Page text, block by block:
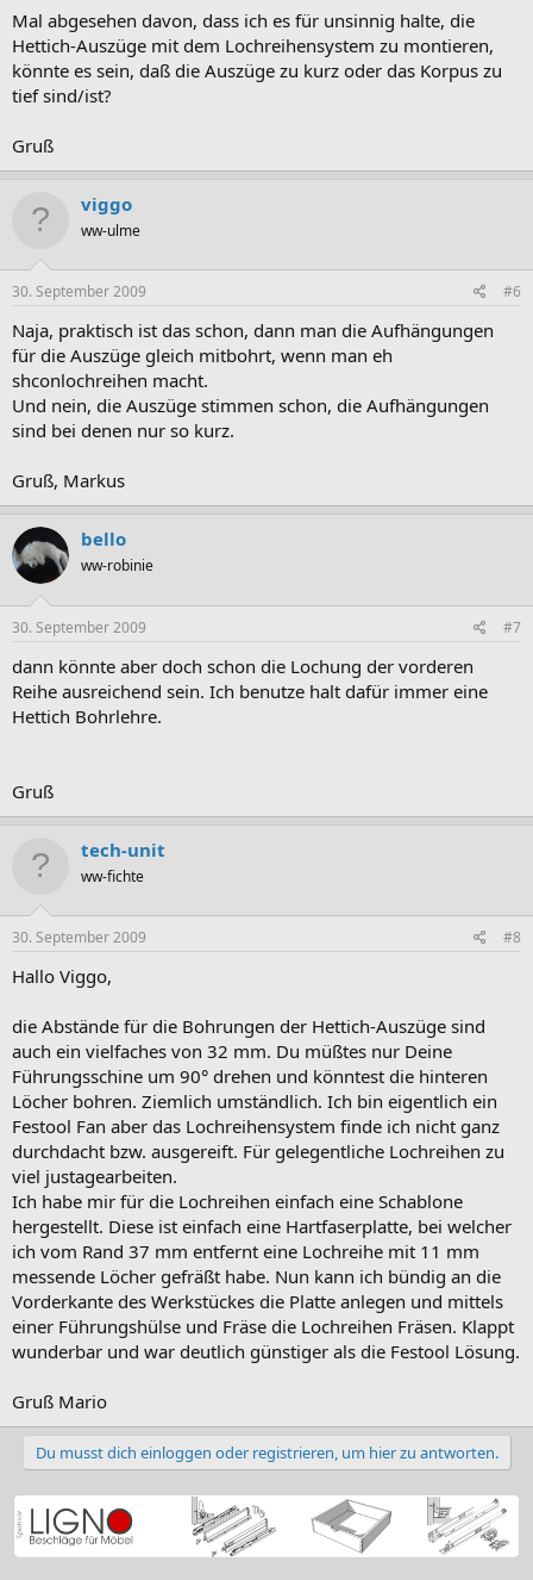
Mal abgesehen davon, dass ich es für unsinnig halte, die
Hettich-Auszüge mit dem Lochreihensystem zu montieren,
könnte es sein, daß die Auszüge zu kurz oder das Korpus zu
tief sind/ist?
Gruß
viggo
ww-ulme
30. September 2009 #6
Naja, praktisch ist das schon, dann man die Aufhängungen
für die Auszüge gleich mitbohrt, wenn man eh
shconlochreihen macht.
Und nein, die Auszüge stimmen schon, die Aufhängungen
sind bei denen nur so kurz.
Gruß, Markus
bello
ww-robinie
30. September 2009 #7
dann könnte aber doch schon die Lochung der vorderen
Reihe ausreichend sein. Ich benutze halt dafür immer eine
Hettich Bohrlehre.
Gruß
tech-unit
ww-fichte
30. September 2009 #8
Hallo Viggo,
die Abstände für die Bohrungen der Hettich-Auszüge sind
auch ein vielfaches von 32 mm. Du müßtes nur Deine
Führungsschine um 90° drehen und könntest die hinteren
Löcher bohren. Ziemlich umständlich. Ich bin eigentlich ein
Festool Fan aber das Lochreihensystem finde ich nicht ganz
durchdacht bzw. ausgereift. Für gelegentliche Lochreihen zu
viel justagearbeiten.
Ich habe mir für die Lochreihen einfach eine Schablone
hergestellt. Diese ist einfach eine Hartfaserplatte, bei welcher
ich vom Rand 37 mm entfernt eine Lochreihe mit 11 mm
messende Löcher gefräßt habe. Nun kann ich bündig an die
Vorderkante des Werkstückes die Platte anlegen und mittels
einer Führungshülse und Fräse die Lochreihen Fräsen. Klappt
wunderbar und war deutlich günstiger als die Festool Lösung.
Gruß Mario
Du musst dich einloggen oder registrieren, um hier zu antworten.